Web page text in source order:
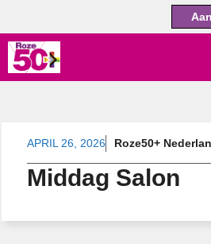
Ga
naar
APRIL 26, 2026 Roze50+
Middag Salon